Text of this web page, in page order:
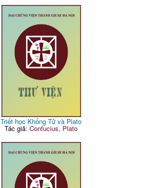
Triết học Khổng Tử và Plato
Tác giả:Confucius, Plato